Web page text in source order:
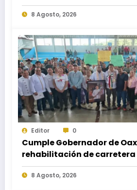
Nuevo; fortalece movilidad
conectividad
8 Agosto, 2026
Editor 0
Cumple Gobernador de
rehabilitación de carretera
María Ecatepec
8 Agosto, 2026